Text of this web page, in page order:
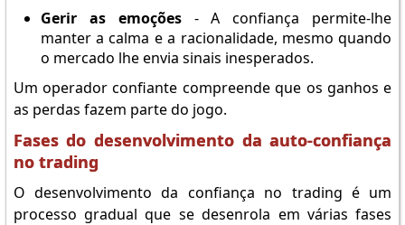
Gerir as emoções- A confiança permite-lhe
manter a calma e a racionalidade, mesmo quando
o mercado lhe envia sinais inesperados.
Um operador confiante compreende que os ganhos e
as perdas fazem parte do jogo.
Fases do desenvolvimento da auto-confiança
no trading
O desenvolvimento da confiança no trading é um
processo gradual que se desenrola em várias fases